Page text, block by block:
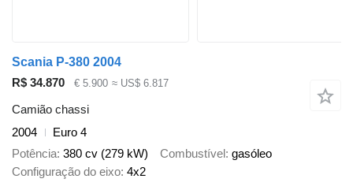
Scania P-380 2004
R$ 34.870
€ 5.900 ≈ US$ 6.817
Camião chassi
2004
Euro 4
Potência 380 cv (279 kW) Combustível gasóleo
Configuração do eixo 4x2